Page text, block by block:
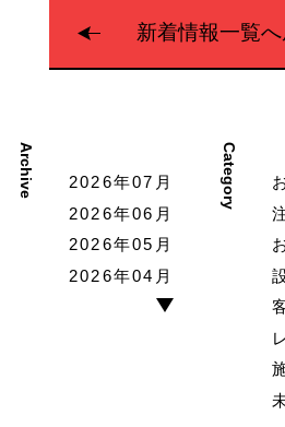
新着情報一覧へ
Archive
2026年07月
2026年06月
2026年05月
2026年04月
Category